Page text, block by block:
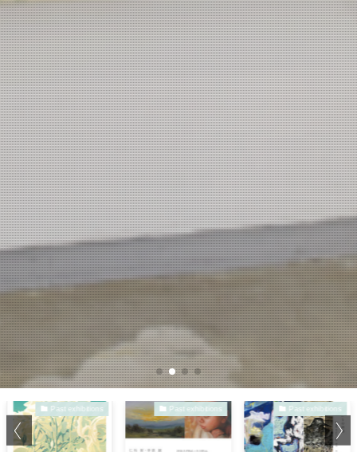
Past exhibitions Past exhibitions Past exhibitions